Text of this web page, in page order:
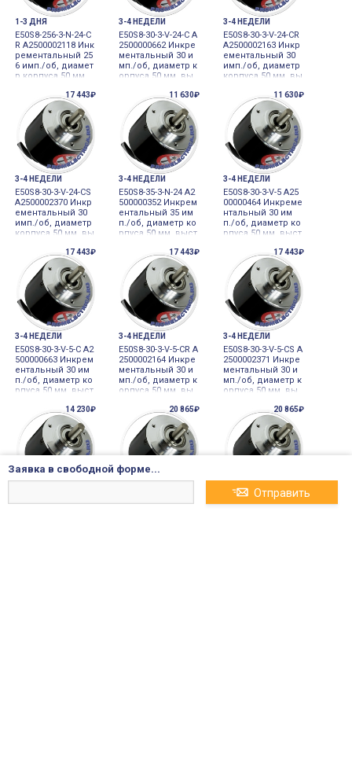
1-3 ДНЯ
E50S8-256-3-N-24-C
R A2500002118 Инк
рементальный 25
6 имп./об, диамет
р корпуса 50 мм,
л, диаметр вала 8
мм, 256 имп./об.,
А, В, Z, NPN-выхо
дс откр.коллекто
ром, 12-24В=, кабе
ль без
3-4 НЕДЕЛИ
E50S8-30-3-V-24-C A
2500000662 Инкре
ментальный 30 и
мп./об, диаметр к
орпуса 50 мм, вы
иаметр вала 8мм
12-24VDC датчик у
глового перемещ
ения
3-4 НЕДЕЛИ
E50S8-30-3-V-24-CR
A2500002163 Инкр
ементальный 30
имп./об, диаметр
корпуса 50 мм, вы
иаметр вала 8мм
12-24VDC датчик у
глового перемещ
ения
17 443₽
3-4 НЕДЕЛИ
E50S8-30-3-V-24-CS
A2500002370 Инкр
ементальный 30
имп./об, диаметр
корпуса 50 мм, вы
иаметр вала 8мм
12-24VDC датчик у
глового перемещ
ения
11 630₽
3-4 НЕДЕЛИ
E50S8-35-3-N-24 A2
500000352 Инкрем
ентальный 35 им
п./об, диаметр ко
рпуса 50 мм, выст
аметр вала 8мм 1
2-24VDC датчик уг
лового перемещ
ения
11 630₽
3-4 НЕДЕЛИ
E50S8-30-3-V-5 A25
00000464 Инкреме
нтальный 30 им
п./об, диаметр ко
рпуса 50 мм, выст
аметр вала 8мм 5
VDC датчик углов
ого перемещени
17 443₽
3-4 НЕДЕЛИ
E50S8-30-3-V-5-C A2
500000663 Инкрем
ентальный 30 им
п./об, диаметр ко
рпуса 50 мм, выст
аметр вала 8мм 5
VDC датчик углов
ого перемещени
17 443₽
3-4 НЕДЕЛИ
E50S8-30-3-V-5-CR A
2500002164 Инкре
ментальный 30 и
мп./об, диаметр к
орпуса 50 мм, вы
иаметр вала 8мм
5VDC датчик угло
вого перемещен
17 443₽
3-4 НЕДЕЛИ
E50S8-30-3-V-5-CS A
2500002371 Инкре
ментальный 30 и
мп./об, диаметр к
орпуса 50 мм, вы
иаметр вала 8мм
5VDC датчик угло
вого перемещен
14 230₽
E50S8-30-6-L-5 A250
20 865₽
E50S8-30-6-L-5-CR A
20 865₽
3-4 НЕДЕЛИ
E50S8-30-6-L-5-CS A
Заявка в свободной форме...
Отправить